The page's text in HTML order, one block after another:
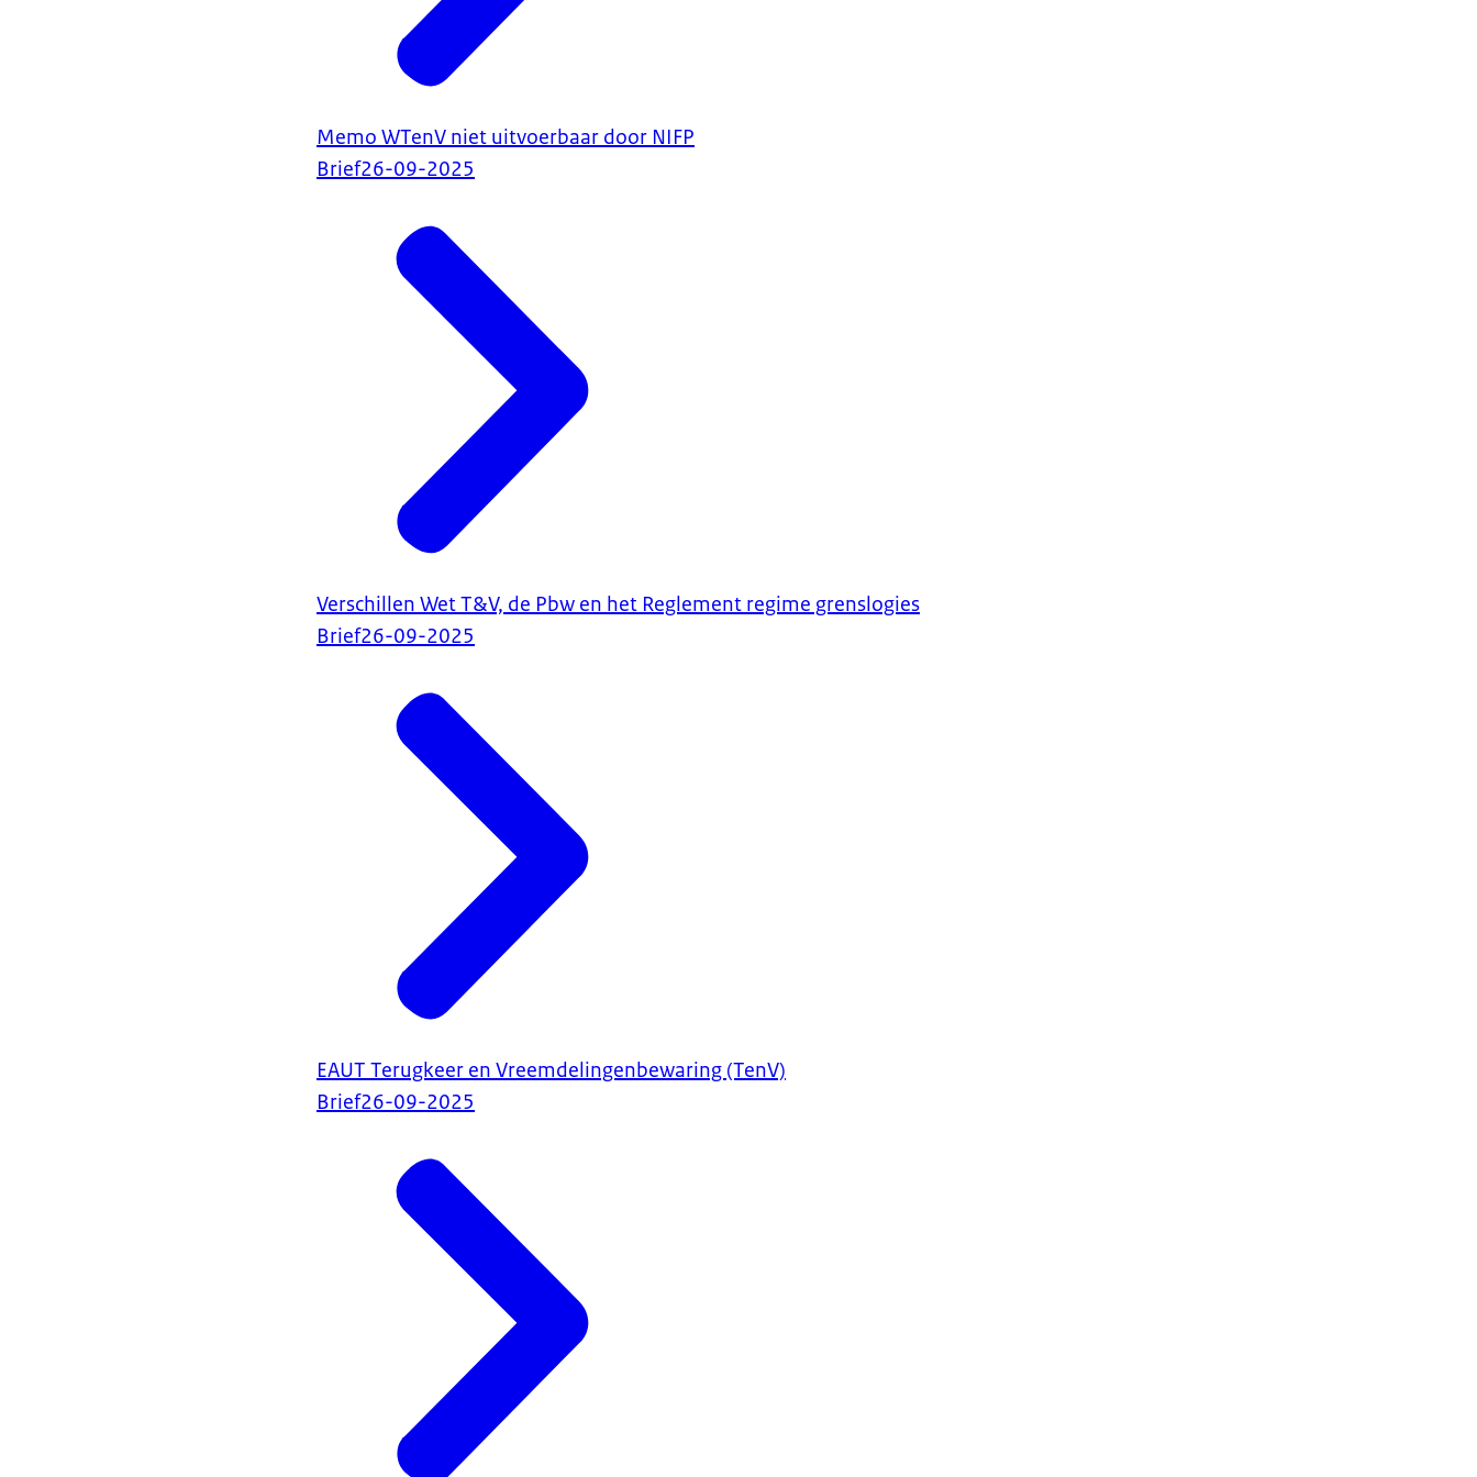
Memo WTenV niet uitvoerbaar door NIFP
Brief26-09-2025
Verschillen Wet T&V, de Pbw en het Reglement regime grenslogies
Brief26-09-2025
EAUT Terugkeer en Vreemdelingenbewaring (TenV)
Brief26-09-2025